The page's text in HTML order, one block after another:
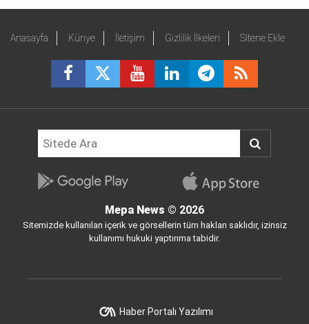
Anasayfa Künye İletişim Gizlilik İlkeleri Sitene Ekle
Mepa News © 2026
Sitemizde kullanılan içerik ve görsellerin tüm hakları saklıdır, izinsiz
kullanımı hukuki yaptırıma tabidir.
Haber Portalı Yazılımı